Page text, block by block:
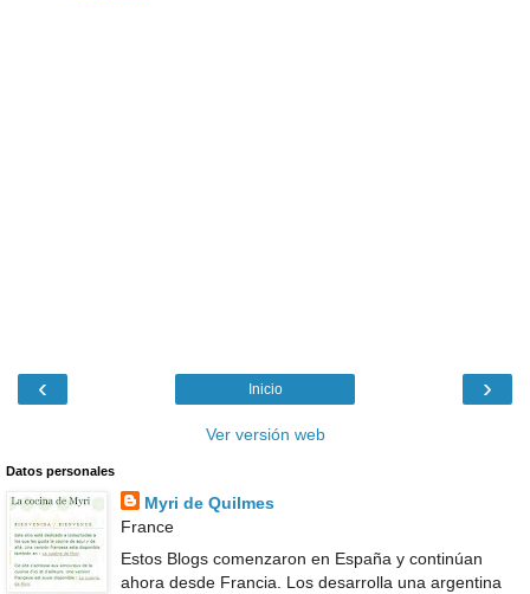
‹ ›
Inicio
Ver versión web
Datos personales
Myri de Quilmes
France
Estos Blogs comenzaron en España y continúan
ahora desde Francia. Los desarrolla una argentina